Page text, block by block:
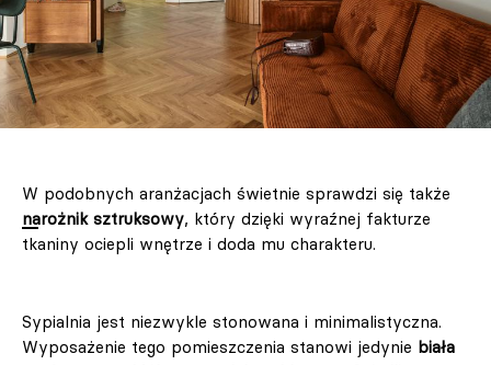
W podobnych aranżacjach świetnie sprawdzi się także
narożnik sztruksowy, który dzięki wyraźnej fakturze
tkaniny ociepli wnętrze i doda mu charakteru.
Sypialnia jest niezwykle stonowana i minimalistyczna.
Wyposażenie tego pomieszczenia stanowi jedynie biała